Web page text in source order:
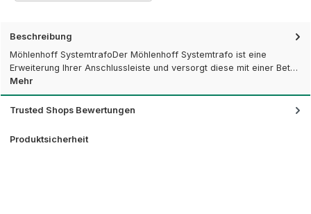
Beschreibung
Möhlenhoff SystemtrafoDer Möhlenhoff Systemtrafo ist eine
Erweiterung Ihrer Anschlussleiste und versorgt diese mit einer Bet…
Mehr
Trusted Shops Bewertungen
Produktsicherheit